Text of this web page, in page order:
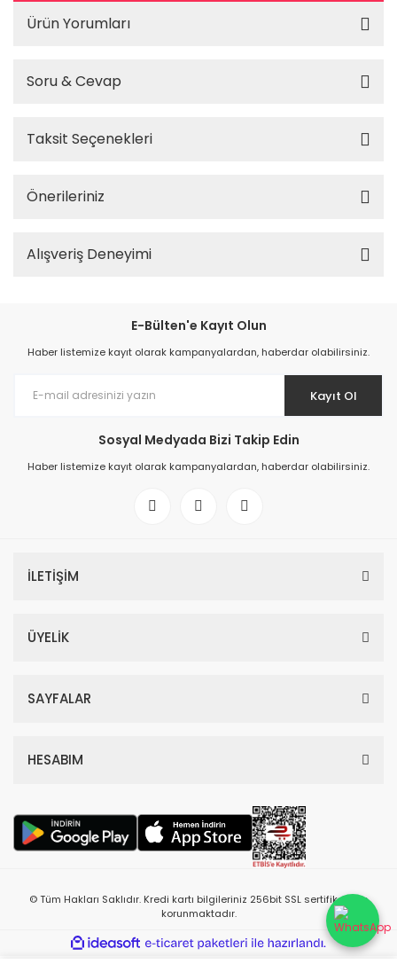
Ürün Yorumları
Soru & Cevap
Taksit Seçenekleri
Önerileriniz
Alışveriş Deneyimi
E-Bülten'e Kayıt Olun
Haber listemize kayıt olarak kampanyalardan, haberdar olabilirsiniz.
Kayıt Ol
Sosyal Medyada Bizi Takip Edin
Haber listemize kayıt olarak kampanyalardan, haberdar olabilirsiniz.
İLETİŞİM
ÜYELİK
SAYFALAR
HESABIM
© Tüm Hakları Saklıdır. Kredi kartı bilgileriniz 256bit SSL sertifikası ile
korunmaktadır.
ideasoft
e-
ile
hazırlandı.